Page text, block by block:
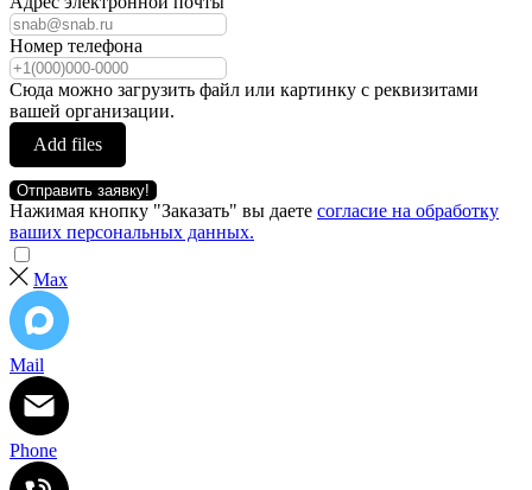
Номер телефона
Сюда можно загрузить файл или картинку с реквизитами
вашей организации.
Add files
Отправить заявку!
Нажимая кнопку "Заказать" вы даете согласие на обработку
ваших персональных данных.
Max
Mail
Phone